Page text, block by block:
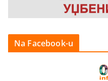
Na Facebook-u